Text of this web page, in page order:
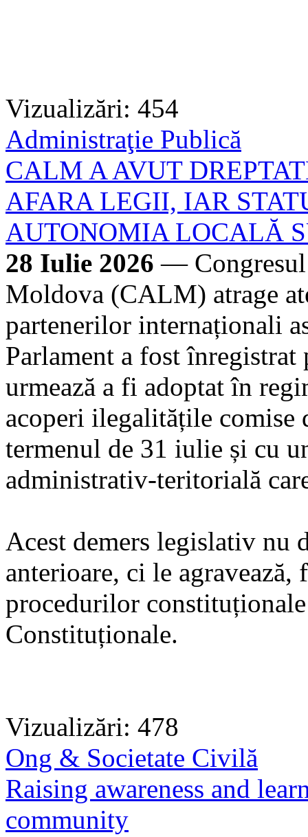
Vizualizări: 454
Administraţie Publică
CALM A AVUT
AFARA LEGII, IAR
AUTONOMIA LOCALĂ
28 Iulie 2026 —
Moldova (CALM) atrage
partenerilor internaționali
Parlament a fost înregistrat
urmează a fi adoptat în
acoperi ilegalitățile comise
termenul de 31 iulie și cu
administrativ-teritorială
Acest demers legislativ nu
anterioare, ci le
procedurilor
Constituționale.
Vizualizări: 478
Ong & Societate Civilă
Raising awareness and
community